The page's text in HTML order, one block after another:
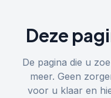
Deze
De pagina die u
meer. Geen
voor u klaar en